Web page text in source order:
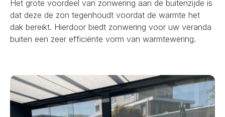
Het grote voordeel van zonwering aan de buitenzijde is
dat deze de zon tegenhoudt voordat de warmte het
dak bereikt. Hierdoor biedt zonwering voor uw veranda
buiten een zeer efficiënte vorm van warmtewering.